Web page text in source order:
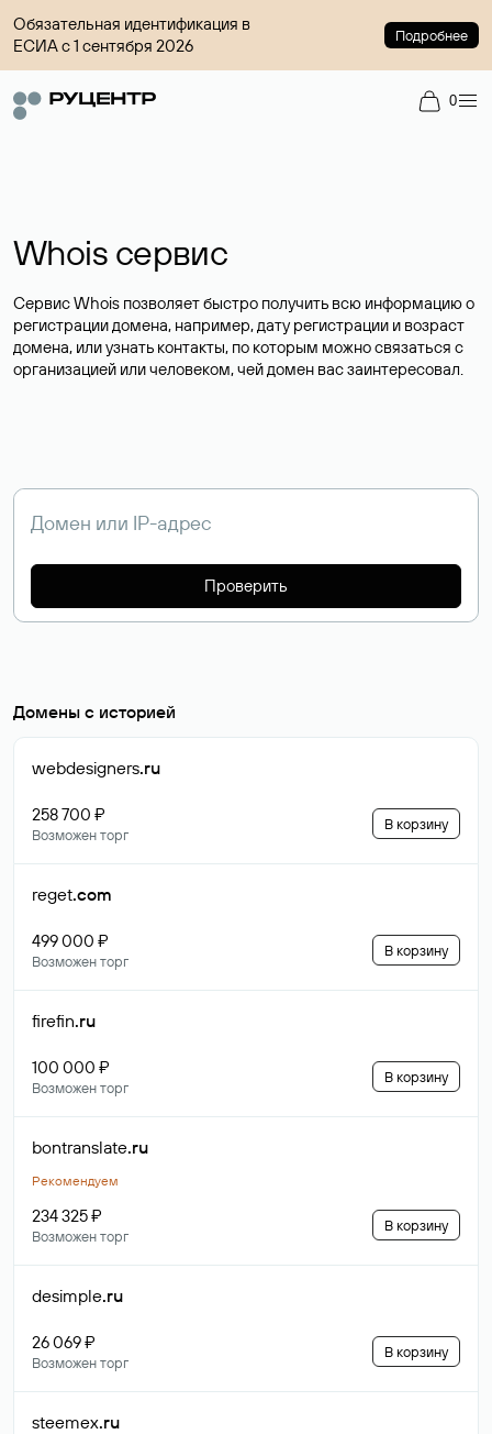
Обязательная идентификация в
ЕСИА с 1 сентября 2026
Подробнее
0
Whois сервис
Сервис Whois позволяет быстро получить всю информацию о
регистрации домена, например, дату регистрации и возраст
домена, или узнать контакты, по которым можно связаться с
организацией или человеком, чей домен вас заинтересовал.
Проверить
Домены с историей
webdesigners.ru
258 700 ₽
Возможен торг
В корзину
reget.com
499 000 ₽
Возможен торг
В корзину
firefin.ru
100 000 ₽
Возможен торг
В корзину
bontranslate.ru
Рекомендуем
234 325 ₽
Возможен торг
В корзину
desimple.ru
26 069 ₽
Возможен торг
В корзину
steemex.ru